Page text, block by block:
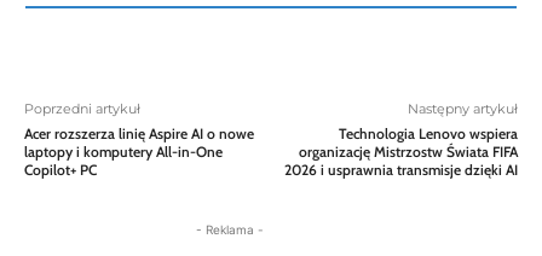
Poprzedni artykuł
Acer rozszerza linię Aspire AI o nowe
laptopy i komputery All-in-One
Copilot+ PC
Następny artykuł
Technologia Lenovo wspiera
organizację Mistrzostw Świata FIFA
2026 i usprawnia transmisje dzięki AI
- Reklama -